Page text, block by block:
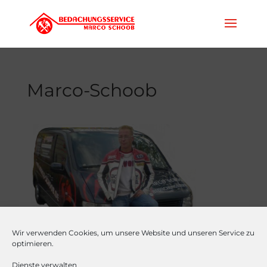
Wir verwenden Cookies, um unsere Website und unseren Service zu
optimieren.
Dienste verwalten
Marco-Schoob